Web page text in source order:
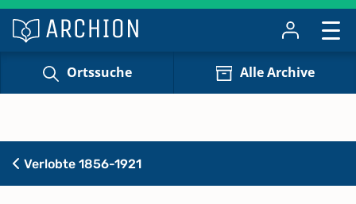
Ortssuche Alle Archive
Verlobte 1856-1921